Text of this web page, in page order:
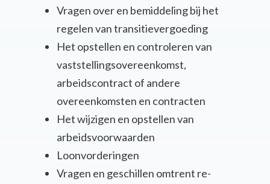
Vragen over en bemiddeling bij het
regelen van transitievergoeding
Het opstellen en controleren van
vaststellingsovereenkomst,
arbeidscontract of andere
overeenkomsten en contracten
Het wijzigen en opstellen van
arbeidsvoorwaarden
Loonvorderingen
Vragen en geschillen omtrent re-